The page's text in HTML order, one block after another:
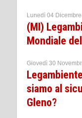
Lunedì 04
(MI)
Mondiale
Giovedì 30
siamo al
Gleno?